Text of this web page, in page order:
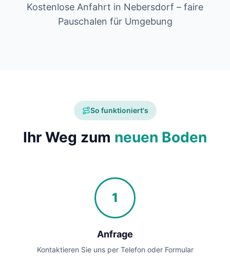
Kostenlose Anfahrt in Nebersdorf – faire
Pauschalen für Umgebung
So funktioniert's
Ihr Weg zum neuen Boden
1
Anfrage
Kontaktieren Sie uns per Telefon oder Formular